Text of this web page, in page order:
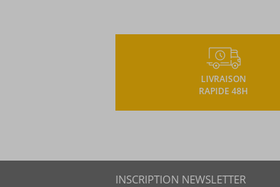
LIVRAISON
RAPIDE 48H
INSCRIPTION NEWSLETTER